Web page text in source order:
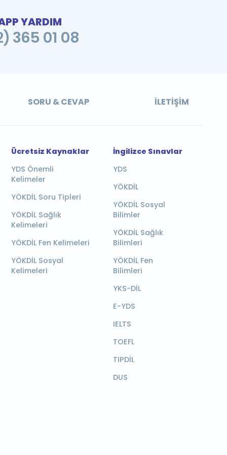
YARDIM
365 01 08
SORU & CEVAP İLETIŞIM
Ücretsiz Kaynaklar
YDS Önemli
Kelimeler
YÖKDİL Soru Tipleri
YÖKDİL Sağlık
Kelimeleri
YÖKDİL Fen Kelimeleri
YÖKDİL Sosyal
Kelimeleri
İngilizce Sınavlar
YDS
YÖKDİL
YÖKDİL Sosyal
Bilimler
YÖKDİL Sağlık
Bilimleri
YÖKDİL Fen
Bilimleri
YKS-DİL
E-YDS
IELTS
TOEFL
TIPDİL
DUS